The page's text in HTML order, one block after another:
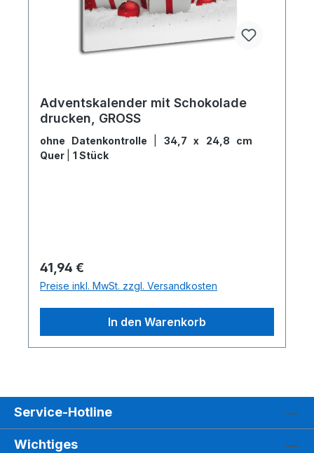
Adventskalender mit Schokolade
drucken, GROSS
ohne Datenkontrolle
34,7 x 24,8 cm
Quer
1 Stück
Regulärer Preis:
41,94 €
Preise inkl. MwSt. zzgl. Versandkosten
In den Warenkorb
Service-Hotline
Wichtiges